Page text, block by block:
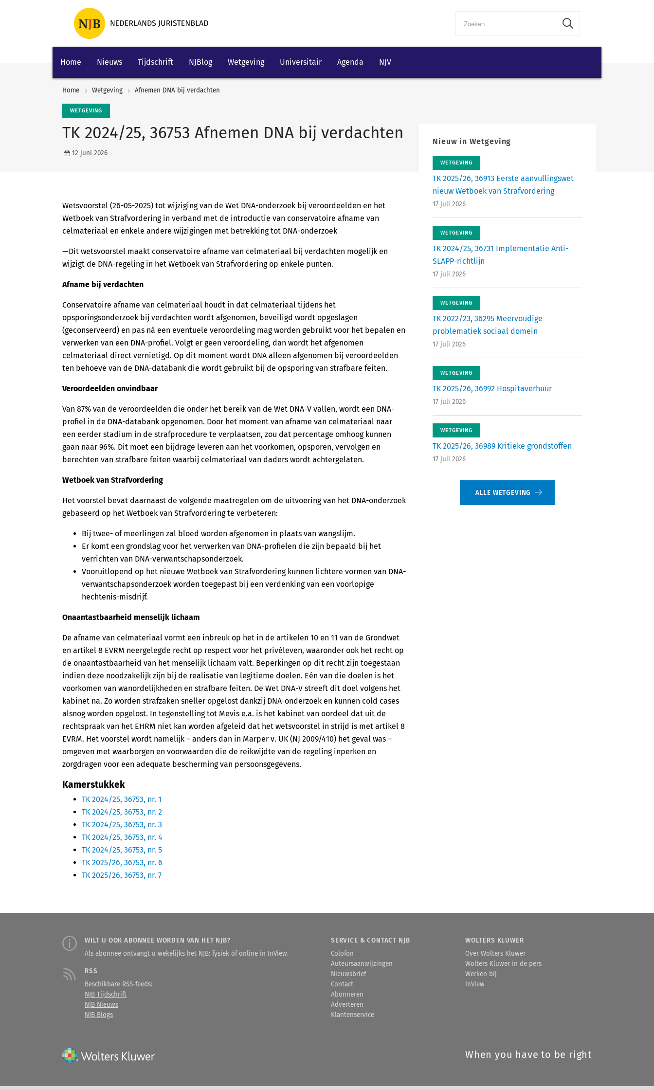
Home Nieuws Tijdschrift NJBlog Wetgeving Universitair Agenda NJV
Home Wetgeving Afnemen DNA bij verdachten
WETGEVING
TK 2024/25, 36753 Afnemen DNA bij verdachten
12 juni 2026
Wetsvoorstel (26-05-2025) tot wijziging van de Wet DNA-onderzoek bij veroordeelden en het
Wetboek van Strafvordering in verband met de introductie van conservatoire afname van
celmateriaal en enkele andere wijzigingen met betrekking tot DNA-onderzoek
—Dit wetsvoorstel maakt conservatoire afname van celmateriaal bij verdachten mogelijk en
wijzigt de DNA-regeling in het Wetboek van Strafvordering op enkele punten.
Afname bij verdachten
Conservatoire afname van celmateriaal houdt in dat celmateriaal tijdens het
opsporingsonderzoek bij verdachten wordt afgenomen, beveiligd wordt opgeslagen
(geconserveerd) en pas ná een eventuele veroordeling mag worden gebruikt voor het bepalen en
verwerken van een DNA-profiel. Volgt er geen veroordeling, dan wordt het afgenomen
celmateriaal direct vernietigd. Op dit moment wordt DNA alleen afgenomen bij veroordeelden
ten behoeve van de DNA-databank die wordt gebruikt bij de opsporing van strafbare feiten.
Veroordeelden onvindbaar
Van 87% van de veroordeelden die onder het bereik van de Wet DNA-V vallen, wordt een DNA-
profiel in de DNA-databank opgenomen. Door het moment van afname van celmateriaal naar
een eerder stadium in de strafprocedure te verplaatsen, zou dat percentage omhoog kunnen
gaan naar 96%. Dit moet een bijdrage leveren aan het voorkomen, opsporen, vervolgen en
berechten van strafbare feiten waarbij celmateriaal van daders wordt achtergelaten.
Wetboek van Strafvordering
Het voorstel bevat daarnaast de volgende maatregelen om de uitvoering van het DNA-onderzoek
gebaseerd op het Wetboek van Strafvordering te verbeteren:
Bij twee- of meerlingen zal bloed worden afgenomen in plaats van wangslijm.
Er komt een grondslag voor het verwerken van DNA-profielen die zijn bepaald bij het
verrichten van DNA-verwantschapsonderzoek.
Vooruitlopend op het nieuwe Wetboek van Strafvordering kunnen lichtere vormen van DNA-
verwantschapsonderzoek worden toegepast bij een verdenking van een voorlopige
hechtenis-misdrijf.
Onaantastbaarheid menselijk lichaam
De afname van celmateriaal vormt een inbreuk op het in de artikelen 10 en 11 van de Grondwet
en artikel 8 EVRM neergelegde recht op respect voor het privéleven, waaronder ook het recht op
de onaantastbaarheid van het menselijk lichaam valt. Beperkingen op dit recht zijn toegestaan
indien deze noodzakelijk zijn bij de realisatie van legitieme doelen. Eén van die doelen is het
voorkomen van wanordelijkheden en strafbare feiten. De Wet DNA-V streeft dit doel volgens het
kabinet na. Zo worden strafzaken sneller opgelost dankzij DNA-onderzoek en kunnen cold cases
alsnog worden opgelost. In tegenstelling tot Mevis e.a. is het kabinet van oordeel dat uit de
rechtspraak van het EHRM niet kan worden afgeleid dat het wetsvoorstel in strijd is met artikel 8
EVRM. Het voorstel wordt namelijk – anders dan in Marper v. UK (NJ 2009/410) het geval was –
omgeven met waarborgen en voorwaarden die de reikwijdte van de regeling inperken en
zorgdragen voor een adequate bescherming van persoonsgegevens.
Kamerstukkek
TK 2024/25, 36753, nr. 1
TK 2024/25, 36753, nr. 2
TK 2024/25, 36753, nr. 3
TK 2024/25, 36753, nr. 4
TK 2024/25, 36753, nr. 5
TK 2025/26, 36753, nr. 6
TK 2025/26, 36753, nr. 7
Nieuw in Wetgeving
WETGEVING
TK 2025/26, 36913 Eerste aanvullingswet
nieuw Wetboek van Strafvordering
17 juli 2026
WETGEVING
TK 2024/25, 36731 Implementatie Anti-
SLAPP-richtlijn
17 juli 2026
WETGEVING
TK 2022/23, 36295 Meervoudige
problematiek sociaal domein
17 juli 2026
WETGEVING
TK 2025/26, 36992 Hospitaverhuur
17 juli 2026
WETGEVING
TK 2025/26, 36989 Kritieke grondstoffen
17 juli 2026
ALLE WETGEVING
WILT U OOK ABONNEE WORDEN VAN HET NJB?
Als abonnee ontvangt u wekelijks het NJB: fysiek óf online in InView.
RSS
Beschikbare RSS-feeds:
NJB Tijdschrift
NJB Nieuws
NJB Blogs
SERVICE & CONTACT NJB
Colofon
Auteursaanwijzingen
Nieuwsbrief
Contact
Abonneren
Adverteren
Klantenservice
WOLTERS KLUWER
Over Wolters Kluwer
Wolters Kluwer in de pers
Werken bij
InView
When you have to be right